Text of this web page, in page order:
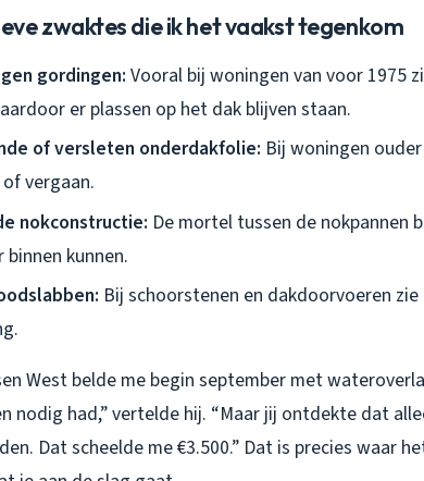
zwaktes die ik het vaakst tegenkom
gordingen: Vooral bij woningen van voor 1975
er plassen op het dak blijven staan.
of versleten onderdakfolie: Bij woningen
vergaan.
nokconstructie: De mortel tussen de nokpannen
binnen kunnen.
Bij schoorstenen en dakdoorvoeren
West belde me begin september met
nodig had,” vertelde hij. “Maar jij ontdekte dat
Dat scheelde me €3.500.” Dat is precies waar